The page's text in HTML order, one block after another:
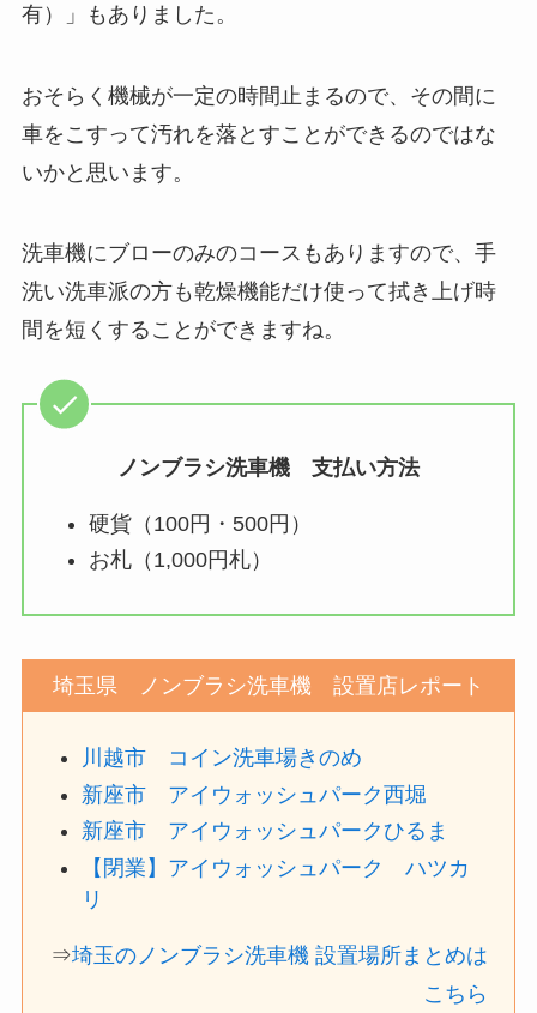
有）」もありました。
おそらく機械が一定の時間止まるので、その間に
車をこすって汚れを落とすことができるのではな
いかと思います。
洗車機にブローのみのコースもありますので、手
洗い洗車派の方も乾燥機能だけ使って拭き上げ時
間を短くすることができますね。
ノンブラシ洗車機 支払い方法
硬貨（100円・500円）
お札（1,000円札）
埼玉県 ノンブラシ洗車機 設置店レポート
川越市 コイン洗車場きのめ
新座市 アイウォッシュパーク西堀
新座市 アイウォッシュパークひるま
【閉業】アイウォッシュパーク ハツカ
リ
⇒埼玉のノンブラシ洗車機 設置場所まとめは
こちら